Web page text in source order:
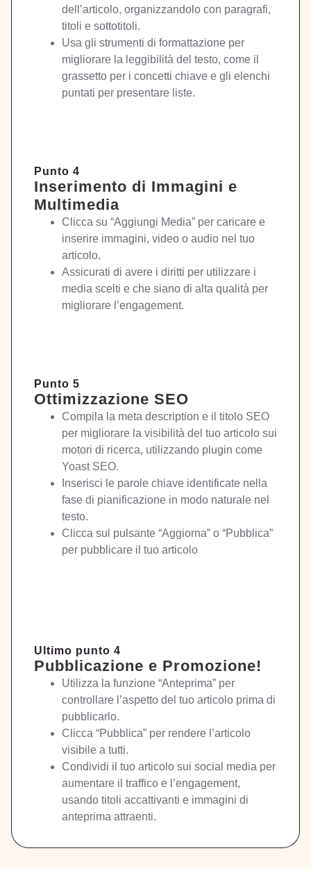
dell’articolo, organizzandolo con paragrafi,
titoli e sottotitoli.
Usa gli strumenti di formattazione per
migliorare la leggibilità del testo, come il
grassetto per i concetti chiave e gli elenchi
puntati per presentare liste.
Punto 4
Inserimento di Immagini e
Multimedia
Clicca su “Aggiungi Media” per caricare e
inserire immagini, video o audio nel tuo
articolo.
Assicurati di avere i diritti per utilizzare i
media scelti e che siano di alta qualità per
migliorare l’engagement.
Punto 5
Ottimizzazione SEO
Compila la meta description e il titolo SEO
per migliorare la visibilità del tuo articolo sui
motori di ricerca, utilizzando plugin come
Yoast SEO.
Inserisci le parole chiave identificate nella
fase di pianificazione in modo naturale nel
testo.
Clicca sul pulsante “Aggiorna” o “Pubblica”
per pubblicare il tuo articolo
Ultimo punto 4
Pubblicazione e Promozione!
Utilizza la funzione “Anteprima” per
controllare l’aspetto del tuo articolo prima di
pubblicarlo.
Clicca “Pubblica” per rendere l’articolo
visibile a tutti.
Condividi il tuo articolo sui social media per
aumentare il traffico e l’engagement,
usando titoli accattivanti e immagini di
anteprima attraenti.